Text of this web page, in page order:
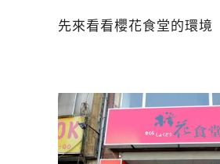
先來看看櫻花食堂的環境